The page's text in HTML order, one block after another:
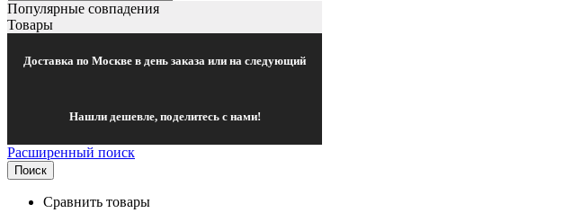
Популярные совпадения
Товары
Доставка по Москве в день заказа или на следующий
Нашли дешевле, поделитесь с нами!
Расширенный поиск
Поиск
Сравнить товары